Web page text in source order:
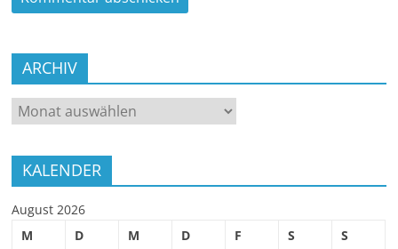
ARCHIV
ARCHIV
KALENDER
August 2026
M
D M D F S
S